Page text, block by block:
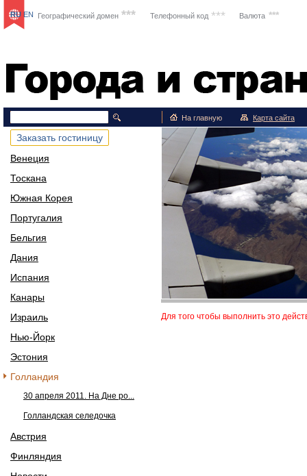
Путешествия
Географический домен *** Телефонный код *** Валюта ***
RU EN
На главную Карта сайта
Заказать гостиницу
Венеция
Тоскана
Южная Корея
Португалия
Бельгия
Дания
Испания
Канары
Израиль
Нью-Йорк
Эстония
Голландия
30 апреля 2011. На Дне ро...
Голландская селедочка
Австрия
Финляндия
Для того чтобы выполнить это